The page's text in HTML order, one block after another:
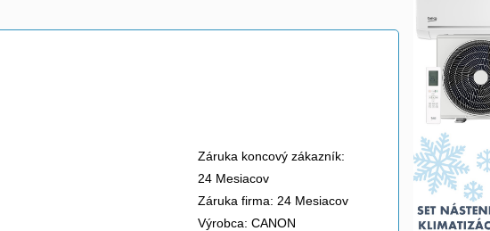
Záruka koncový zákazník:
24 Mesiacov
Záruka firma: 24 Mesiacov
Výrobca: CANON